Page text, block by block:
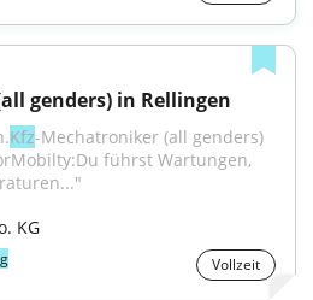
genders) in Rellingen
Kfz-Mechatroniker (all genders)
führst Wartungen,
KG
Vollzeit